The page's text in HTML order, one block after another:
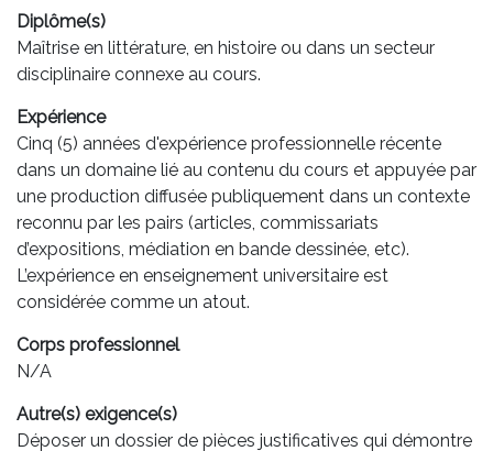
Diplôme(s)
Maîtrise en littérature, en histoire ou dans un secteur
disciplinaire connexe au cours.
Expérience
Cinq (5) années d'expérience professionnelle récente
dans un domaine lié au contenu du cours et appuyée par
une production diffusée publiquement dans un contexte
reconnu par les pairs (articles, commissariats
d’expositions, médiation en bande dessinée, etc).
L’expérience en enseignement universitaire est
considérée comme un atout.
Corps professionnel
N/A
Autre(s) exigence(s)
Déposer un dossier de pièces justificatives qui démontre